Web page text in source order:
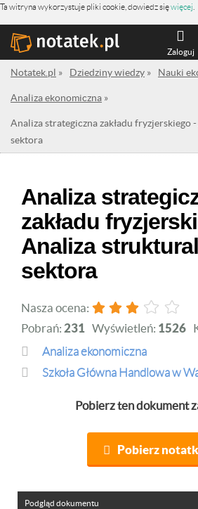
Ta witryna wykorzystuje pliki cookie, dowiedz sięwięcej
Zaloguj
Notatek.pl » Dziedziny wiedzy » Nauki
Analiza ekonomiczna »
Analiza strategiczna zakładu fryzjerskiego
sektora
Analiza
zakładu
Analiza
sektora
Nasza ocena:
Pobrań: 231 Wyświetleń: 1526
Analiza ekonomiczna
Szkoła Główna Handlowa w
Pobierz ten dokument
Pobierz
Podgląd dokumentu